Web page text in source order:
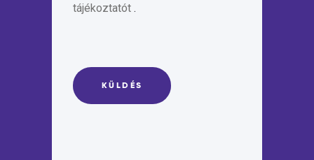
tájékoztatót .